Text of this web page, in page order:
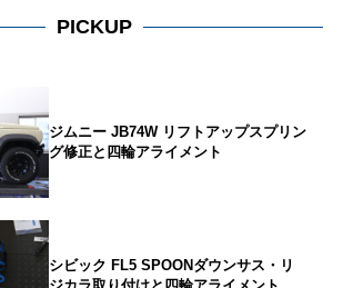
PICKUP
ジムニー JB74W リフトアップスプリン
グ修正と四輪アライメント
シビック FL5 SPOONダウンサス・リ